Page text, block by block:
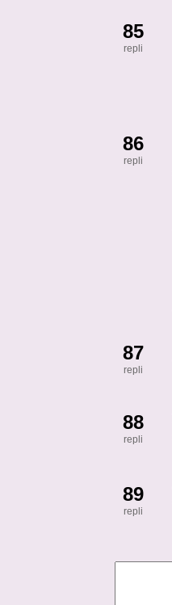
85
repli
86
repli
87
repli
88
repli
89
repli